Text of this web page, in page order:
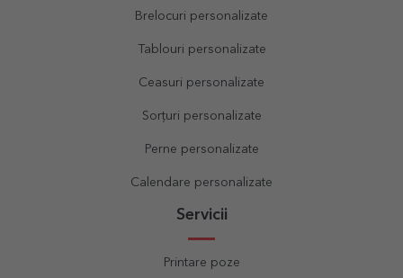
Brelocuri personalizate
Tablouri personalizate
Ceasuri personalizate
Sorțuri personalizate
Perne personalizate
Calendare personalizate
Servicii
Printare poze